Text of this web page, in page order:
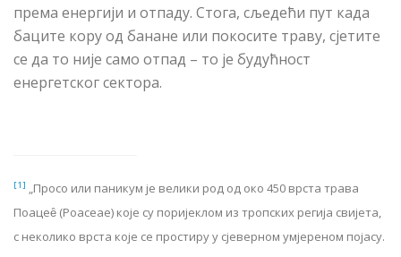
према енергији и отпаду. Стога, сљедећи пут када
баците кору од банане или покосите траву, сјетите
се да то није само отпад – то је будућност
енергетског сектора.
[1] „Просо или паникум је велики род од око 450 врста трава
Поацеȇ (Poaceae) које су поријеклом из тропских регија свијета,
с неколико врста које се простиру у сјеверном умјереном појасу.